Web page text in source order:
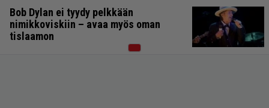
Bob Dylan ei tyydy pelkkään
nimikkoviskiin – avaa myös oman
tislaamon